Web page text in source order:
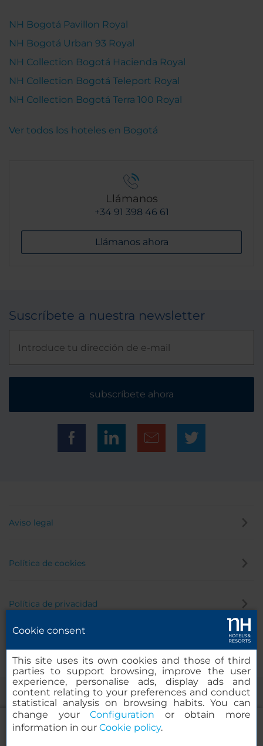
para visitas a Bogotá.
NH Bogotá Pavillon Royal
NH Bogotá Urban 93 Royal
NH Collection Bogotá Hacienda Royal
NH Collection Bogotá Teleport Royal
NH Collection Bogotá Terra 100 Royal
Ver todos los hoteles en Bogotá
Llámanos
+34 91 398 46 61
Llámanos ahora
Suscríbete a nuestra newsletter
subscríbete ahora
Aviso legal
Política de cookies
Política de privacidad
Cookie consent
This site uses its own cookies and those of third
parties to support browsing, improve the user
experience, personalise ads, display ads and
content relating to your preferences and conduct
statistical analysis on browsing habits. You can
change yourConfiguration or obtain more
information in our Cookie policy.